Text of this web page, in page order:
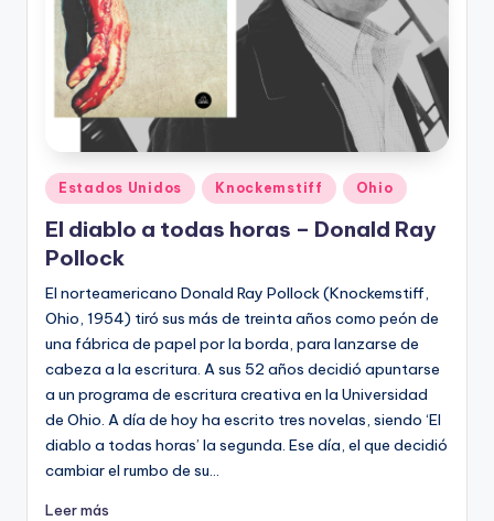
Publicado
en
Estados Unidos Knockemstiff Ohio
El diablo a todas horas – Donald Ray
Pollock
El norteamericano Donald Ray Pollock (Knockemstiff,
Ohio, 1954) tiró sus más de treinta años como peón de
una fábrica de papel por la borda, para lanzarse de
cabeza a la escritura. A sus 52 años decidió apuntarse
a un programa de escritura creativa en la Universidad
de Ohio. A día de hoy ha escrito tres novelas, siendo ‘El
diablo a todas horas’ la segunda. Ese día, el que decidió
cambiar el rumbo de su…
Leer más